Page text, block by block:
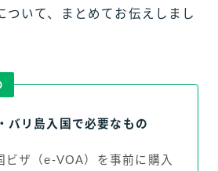
ついて、まとめてお伝えしまし
バリ島入国で必要なもの
ビザ（e-VOA）を事前に購入